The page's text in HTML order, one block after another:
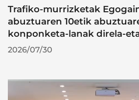
Trafiko-murrizketak
abuztuaren 10etik
konponketa-lanak direla-
2026/07/30